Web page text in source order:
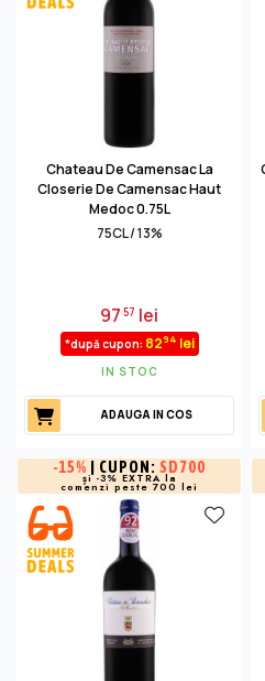
Chateau De Camensac La
Closerie De Camensac Haut
Medoc 0.75L
75CL / 13%
9757 lei
*după cupon: 8294 lei
IN STOC
ADAUGA IN COS
-15% | CUPON: SD700
și -3% EXTRA la
comenzi peste 700 lei